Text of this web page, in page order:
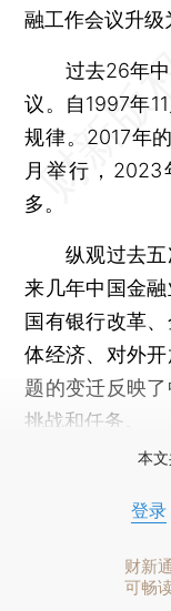
融工作会议升级
过去26年中
议。自1997年
规律。2017年
月举行，
多。
纵观过去五
来几年中国金融
国有银行改革
体经济、对外
题的变迁反映
挑战和任务。
本
登录
财新
可畅